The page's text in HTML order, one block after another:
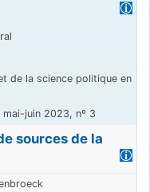
de la science politique en
juin 2023, nº 3
sources de la